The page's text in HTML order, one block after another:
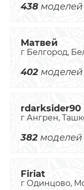
438 моделей
Матвей
г Белгород,
402 моделей
rdarksider90
г Ангрен,
382 моделей
Firiat
г Одинцово,